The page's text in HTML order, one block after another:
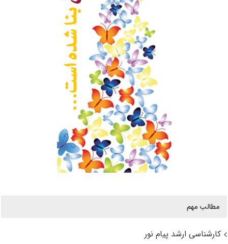
مطالب مهم
کارشناسی ارشد پیام نور